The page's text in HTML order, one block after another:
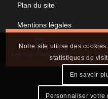
Les incontournables
Plan du site
Mentions légales
Nous contacter
Notre site utilise des
statistiques de
En savoir
Personnaliser votre